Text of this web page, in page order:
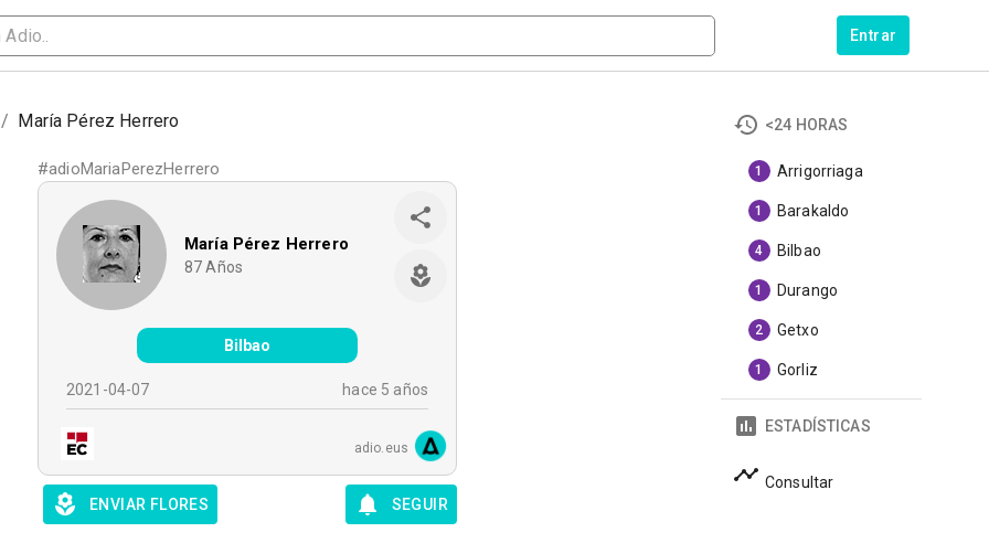
Entrar
/ María Pérez Herrero
#adioMariaPerezHerrero
María Pérez Herrero
87 Años
Bilbao
2021-04-07 hace 5 años
adio.eus
ENVIAR FLORES SEGUIR
<24 HORAS
1 Arrigorriaga
1 Barakaldo
4 Bilbao
1 Durango
2 Getxo
1 Gorliz
ESTADÍSTICAS
Consultar